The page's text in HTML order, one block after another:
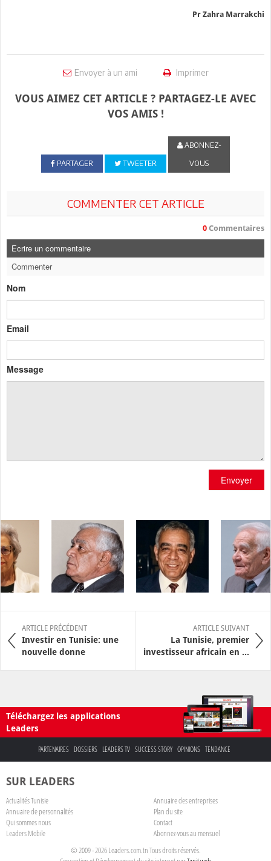
Pr Zahra Marrakchi
Envoyer à un ami Imprimer
VOUS AIMEZ CET ARTICLE ? PARTAGEZ-LE AVEC
VOS AMIS !
PARTAGER TWEETER
ABONNEZ-
VOUS
COMMENTER CET ARTICLE
0 Commentaires
Ecrire un commentaire
Commenter
Nom
Email
Message
Envoyer
ARTICLE PRÉCÉDENT
Investir en Tunisie: une
nouvelle donne
ARTICLE SUIVANT
La Tunisie, premier
investisseur africain en ...
Téléchargez les applications
Leaders
PARTENAIRES DOSSIERS LEADERS TV SUCCESS STORY OPINIONS TENDANCE
SUR LEADERS
Actualités Tunisie
Annuaire des entreprises
Annuaire de personnalités
Plan du site
Qui sommes nous
Contact
Leaders Mobile
Abonnez-vous au mensuel
© 2009 - 2026 Leaders.com.tn Tous droits réservés.